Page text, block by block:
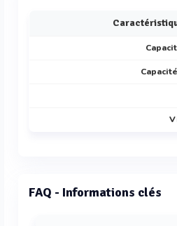
FAQ - Informations clés